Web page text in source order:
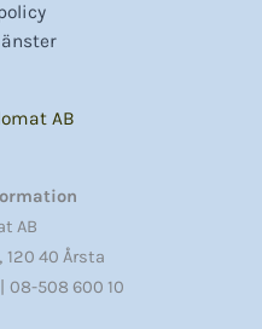
AB
AB
120 40 Årsta
08-508 600 10